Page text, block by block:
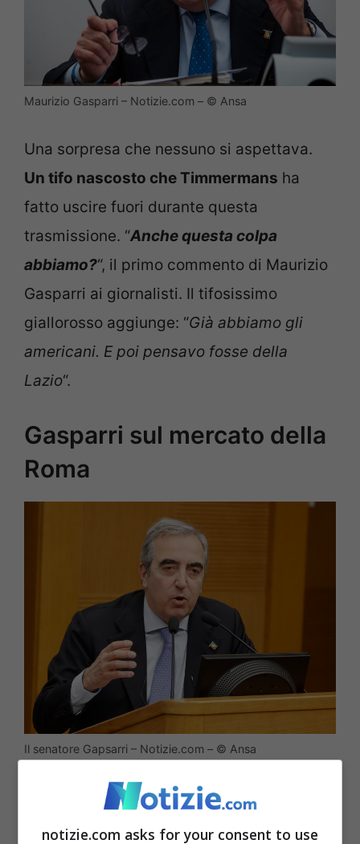
Maurizio Gasparri – Notizie.com – © Ansa
Una sorpresa che nessuno si aspettava.
Un tifo nascosto che Timmermans ha
fatto uscire fuori durante questa
trasmissione. “Anche questa colpa
abbiamo?“, il primo commento di Maurizio
Gasparri ai giornalisti. Il tifosissimo
giallorosso aggiunge: “Già abbiamo gli
americani. E poi pensavo fosse della
Lazio“.
Gasparri sul mercato della
Roma
Il senatore Gapsarri – Notizie.com – © Ansa
A parte il tifo a sorpresa di Timmermans,
sono giorni importanti per il futuro della
notizie.com asks for your consent to use